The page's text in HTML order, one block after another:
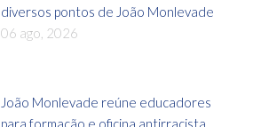
diversos pontos de João Monlevade
06 ago, 2026
João Monlevade reúne educadores